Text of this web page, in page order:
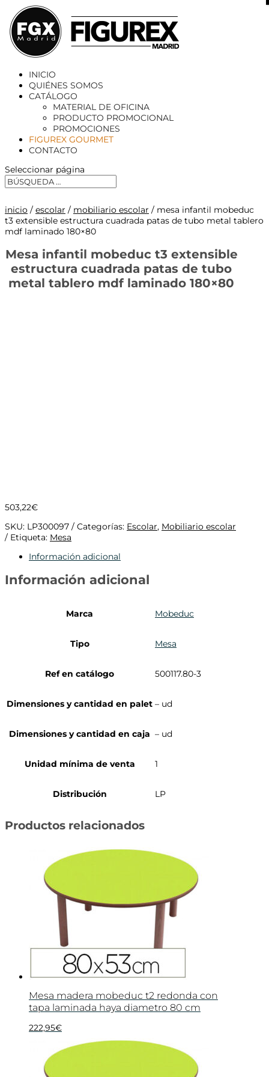
INICIO
QUIÉNES SOMOS
CATÁLOGO
MATERIAL DE OFICINA
PRODUCTO PROMOCIONAL
PROMOCIONES
FIGUREX GOURMET
CONTACTO
Seleccionar página
inicio / escolar / mobiliario escolar / mesa infantil mobeduc
t3 extensible estructura cuadrada patas de tubo metal tablero
mdf laminado 180×80
Mesa infantil mobeduc t3 extensible
estructura cuadrada patas de tubo
metal tablero mdf laminado 180×80
503,22€
SKU: LP300097 Categorías: Escolar, Mobiliario escolar
Etiqueta: Mesa
Información adicional
Información adicional
Marca Mobeduc
Tipo Mesa
Ref en catálogo 500117.80-3
Dimensiones y cantidad en palet – ud
Dimensiones y cantidad en caja – ud
Unidad mínima de venta 1
Distribución LP
Productos relacionados
Mesa madera mobeduc t2 redonda con
tapa laminada haya diametro 80 cm
222,95€